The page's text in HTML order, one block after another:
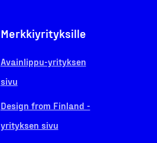
Merkkiyrityksille
Avainlippu-yrityksen
sivu
Design from Finland -
yrityksen sivu